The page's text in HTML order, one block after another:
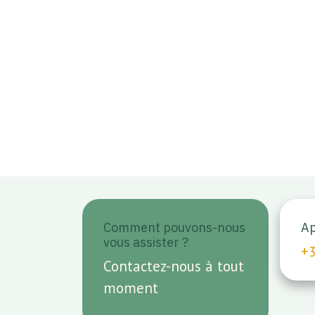
Comment pouvons-nous
vous assister ?
Contactez-nous à tout
moment
+